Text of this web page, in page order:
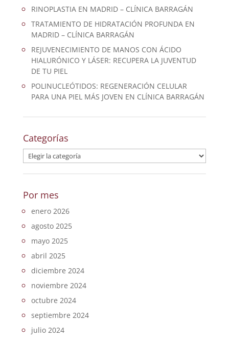
RINOPLASTIA EN MADRID – CLÍNICA BARRAGÁN
TRATAMIENTO DE HIDRATACIÓN PROFUNDA EN
MADRID – CLÍNICA BARRAGÁN
REJUVENECIMIENTO DE MANOS CON ÁCIDO
HIALURÓNICO Y LÁSER: RECUPERA LA JUVENTUD
DE TU PIEL
POLINUCLEÓTIDOS: REGENERACIÓN CELULAR
PARA UNA PIEL MÁS JOVEN EN CLÍNICA BARRAGÁN
Categorías
Categorías
Por mes
enero 2026
agosto 2025
mayo 2025
abril 2025
diciembre 2024
noviembre 2024
octubre 2024
septiembre 2024
julio 2024